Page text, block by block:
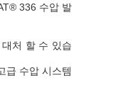
336 수압 발
처 할 수 있습
급 수압 시스템